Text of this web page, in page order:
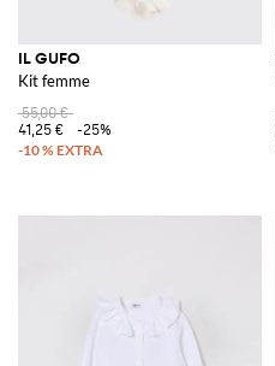
IL GUFO
Kit femme
55,00 €
41,25 €
-25%